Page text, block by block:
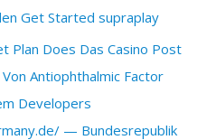
Get Started supraplay
Plan Does Das Casino Post
Antiophthalmic Factor
Developers
— Bundesrepublik